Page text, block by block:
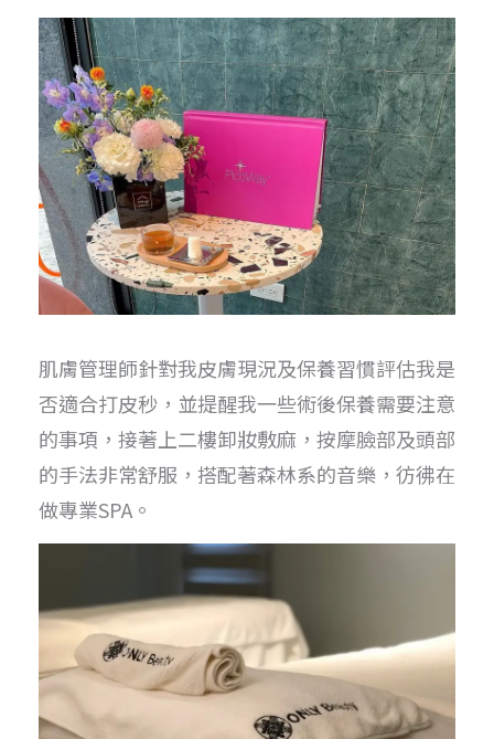
肌膚管理師針對我皮膚現況及保養習慣評估我是
否適合打皮秒，並提醒我一些術後保養需要注意
的事項，接著上二樓卸妝敷麻，按摩臉部及頭部
的手法非常舒服，搭配著森林系的音樂，彷彿在
做專業SPA。